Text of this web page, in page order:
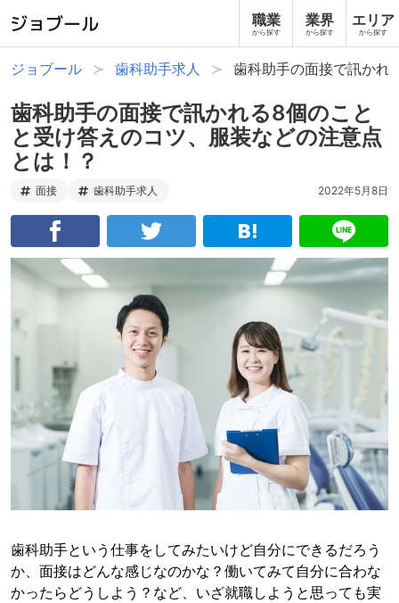
職業
から探す
業界
から探す
エリア
から探す
ジョブール 歯科助手求人 歯科助手の面接で訊かれ
歯科助手の面接で訊かれる8個のこと
と受け答えのコツ、服装などの注意点
とは！？
面接 歯科助手求人 2022年5月8日
歯科助手という仕事をしてみたいけど自分にできるだろう
か、面接はどんな感じなのかな？働いてみて自分に合わな
かったらどうしよう？など、いざ就職しようと思っても実